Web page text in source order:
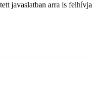
javaslatban arra is